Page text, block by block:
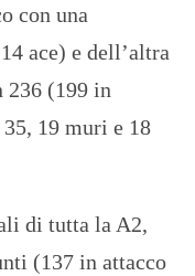
con una
ace) e dell’altra
236 (199 in
19 muri e 18
di tutta la A2,
(137 in attacco